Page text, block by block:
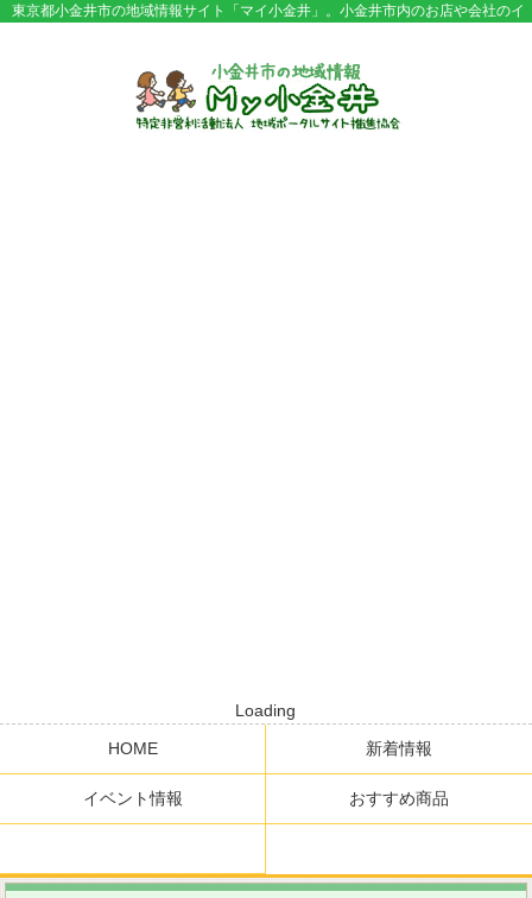
東京都小金井市の地域情報サイト「マイ小金井」。小金井市内のお店や会社のイ
Loading
HOME
新着情報
イベント情報 おすすめ商品